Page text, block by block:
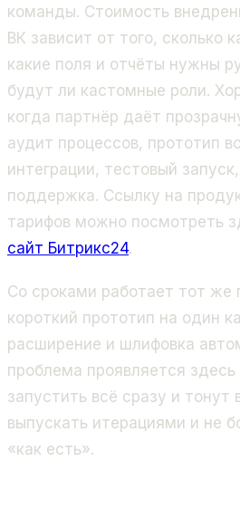
команды. Стоимость
ВК зависит от того, сколько
какие поля и отчёты нужны
будут ли кастомные роли.
когда партнёр даёт
аудит процессов, прототип
интеграции, тестовый
поддержка. Ссылку на
тарифов можно посмотреть
сайт Битрикс24.
Со сроками работает тот же
короткий прототип на один
расширение и шлифовка
проблема проявляется
запустить всё сразу и тонут
выпускать итерациями и не
«как есть».